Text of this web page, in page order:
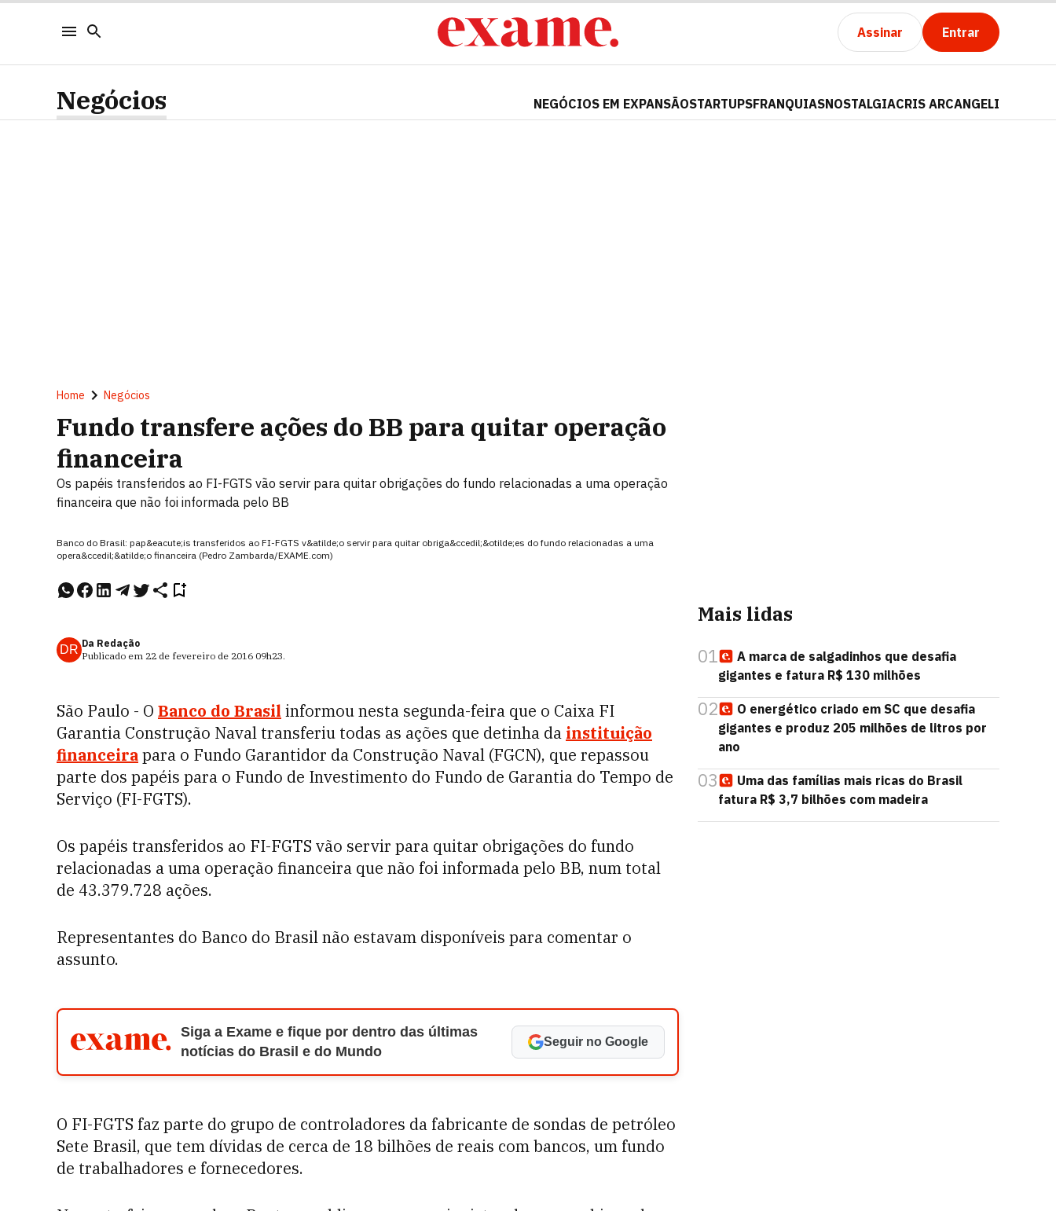
Assinar Entrar
Negócios NEGÓCIOS EM EXPANSÃOSTARTUPSFRANQUIASNOSTALGIACRIS ARCANGELI
Home Negócios
Fundo transfere ações do BB para quitar operação
financeira
Os papéis transferidos ao FI-FGTS vão servir para quitar obrigações do fundo relacionadas a uma operação
financeira que não foi informada pelo BB
Banco do Brasil: pap&eacute;is transferidos ao FI-FGTS v&atilde;o servir para quitar obriga&ccedil;&otilde;es do fundo relacionadas a uma
opera&ccedil;&atilde;o financeira (Pedro Zambarda/EXAME.com)
DR Da Redação
Publicado em 22 de fevereiro de 2016 09h23.
São Paulo - O Banco do Brasil informou nesta segunda-feira que o Caixa FI
Garantia Construção Naval transferiu todas as ações que detinha da instituição
financeirapara o Fundo Garantidor da Construção Naval (FGCN), que repassou
parte dos papéis para o Fundo de Investimento do Fundo de Garantia do Tempo de
Serviço (FI-FGTS).
Os papéis transferidos ao FI-FGTS vão servir para quitar obrigações do fundo
relacionadas a uma operação financeira que não foi informada pelo BB, num total
de 43.379.728 ações.
Representantes do Banco do Brasil não estavam disponíveis para comentar o
assunto.
Siga a Exame e fique por dentro das últimas
notícias do Brasil e do Mundo
Seguir no Google
O FI-FGTS faz parte do grupo de controladores da fabricante de sondas de petróleo
Sete Brasil, que tem dívidas de cerca de 18 bilhões de reais com bancos, um fundo
de trabalhadores e fornecedores.
Mais lidas
01
A marca de salgadinhos que desafia
gigantes e fatura R$ 130 milhões
02
O energético criado em SC que desafia
gigantes e produz 205 milhões de litros por
ano
03
Uma das famílias mais ricas do Brasil
fatura R$ 3,7 bilhões com madeira